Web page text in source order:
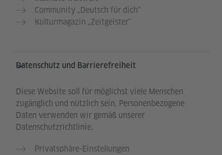
Community „Deutsch für dich“
Kulturmagazin „Zeitgeister"
Datenschutz und Barrierefreiheit
Diese Website soll für möglichst viele Menschen
zugänglich und nützlich sein. Personenbezogene
Daten verwenden wir gemäß unserer
Datenschutzrichtlinie.
Privatsphäre-Einstellungen